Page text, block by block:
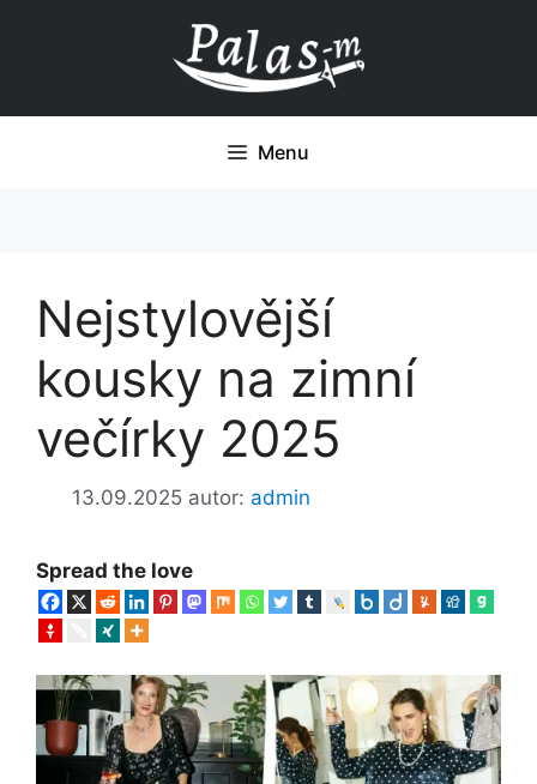
Menu
Nejstylovější
kousky na zimní
večírky 2025
13.09.2025 autor: admin
Spread the love